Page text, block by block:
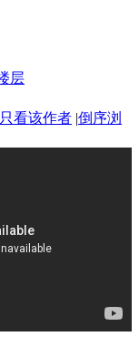
只看该作者 |倒序浏